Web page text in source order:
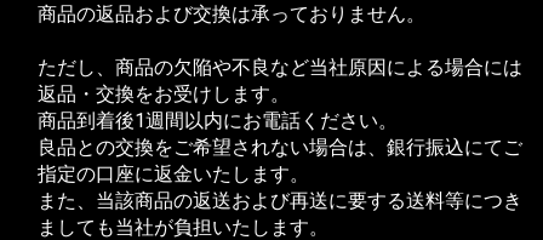
商品の返品および交換は承っておりません。
ただし、商品の欠陥や不良など当社原因による場合には
返品・交換をお受けします。
商品到着後1週間以内にお電話ください。
良品との交換をご希望されない場合は、銀行振込にてご
指定の口座に返金いたします。
また、当該商品の返送および再送に要する送料等につき
ましても当社が負担いたします。